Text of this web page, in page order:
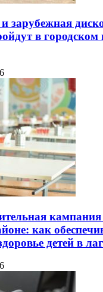
зарубежная
в городском
как
детей в